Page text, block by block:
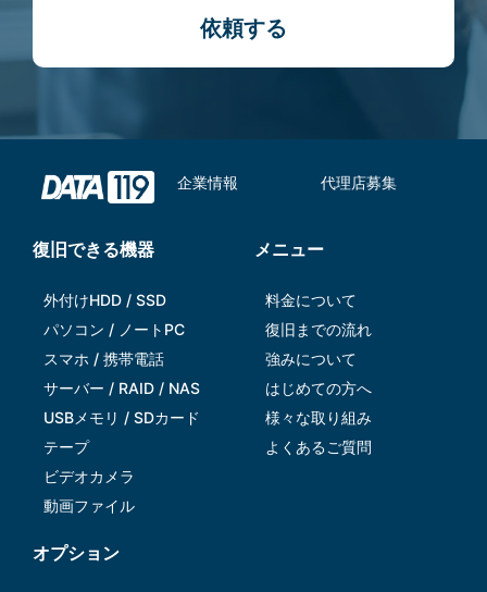
依頼する
企業情報 代理店募集
復旧できる機器
外付けHDD / SSD
パソコン / ノートPC
スマホ / 携帯電話
サーバー / RAID / NAS
USBメモリ / SDカード
テープ
ビデオカメラ
動画ファイル
メニュー
料金について
復旧までの流れ
強みについて
はじめての方へ
様々な取り組み
よくあるご質問
オプション